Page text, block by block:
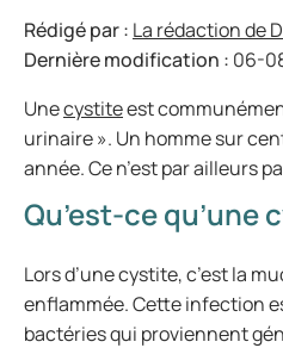
Rédigé par : La rédaction de
Dernière modification : 06-
Unecystiteest
urinaire ». Un homme sur
année. Ce n’est par ailleurs
Qu’est-ce qu’une
Lors d’une cystite, c’est la
enflammée. Cette infection
bactéries qui proviennent